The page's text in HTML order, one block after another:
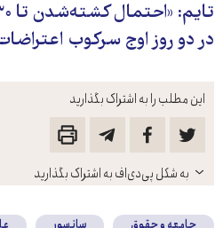
این مطلب را به اشتراک بگذارید
باز
کنید
به شکل پی‌دی‌اف به اشتراک بگذارید
در دو روز اوج سرکوب